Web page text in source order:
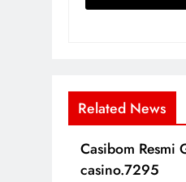
Related News
Casibom Resmi
casino.7295